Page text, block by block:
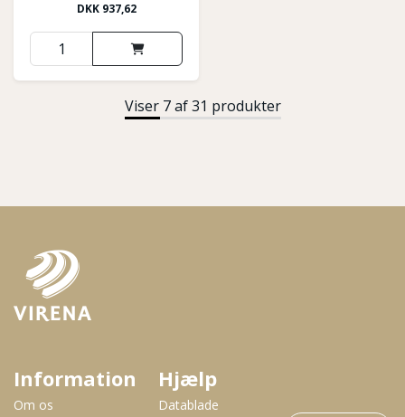
DKK 937,62
Viser 7 af 31 produkter
Information
Om os
Hjælp
Datablade